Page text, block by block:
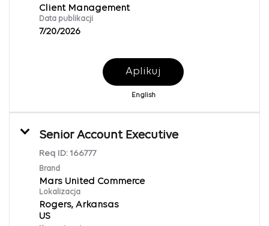
Client Management
Data publikacji
7/20/2026
Aplikuj
English
Senior Account Executive
Req ID: 166777
Brand
Mars United Commerce
Lokalizacja
Rogers, Arkansas